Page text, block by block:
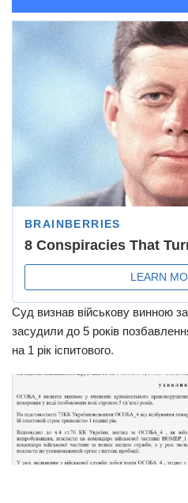
Шоу-біз
Суд визнав військову винною за
засудили до 5 років
на 1 рік іспитового.